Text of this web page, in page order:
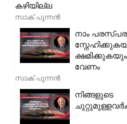
കഴിയില്ല
സാക് പുന്നൻ
നാം
ക്ഷമിക്കുകയും
വേണം
സാക് പുന്നൻ
നിങ്ങളുടെ